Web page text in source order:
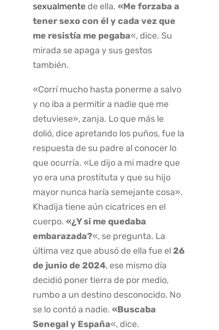
sexualmente de ella.«Me forzaba a
tener sexo con él y cada vez que
me resistía me pegaba«, dice. Su
mirada se apaga y sus gestos
también.
«Corrí mucho hasta ponerme a salvo
y no iba a permitir a nadie que me
detuviese», zanja. Lo que más le
dolió, dice apretando los puños, fue la
respuesta de su padre al conocer lo
que ocurría. «Le dijo a mi madre que
yo era una prostituta y que su hijo
mayor nunca haría semejante cosa».
Khadija tiene aún cicatrices en el
cuerpo.«¿Y si me quedaba
embarazada?«, se pregunta. La
última vez que abusó de ella fue el26
de junio de 2024, ese mismo día
decidió poner tierra de por medio,
rumbo a un destino desconocido. No
se lo contó a nadie.«Buscaba
Senegal y España«, dice.